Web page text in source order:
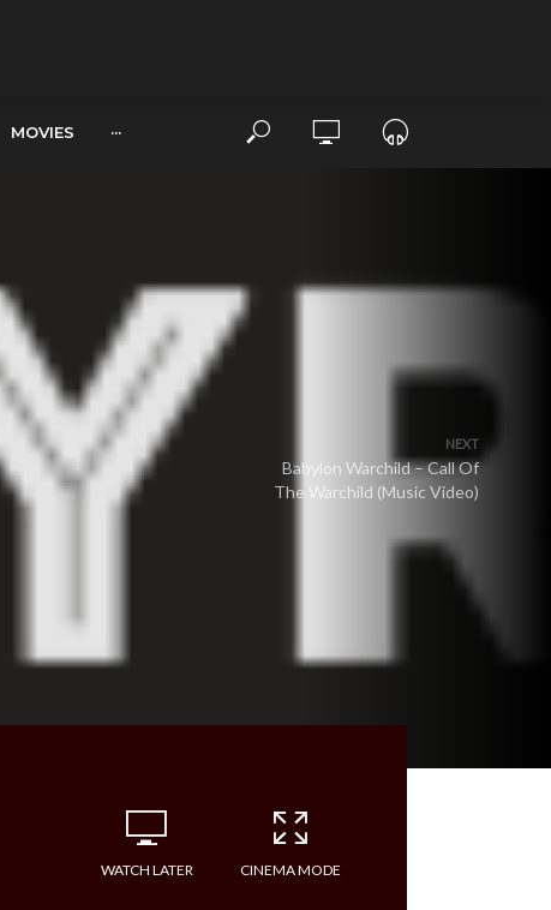
MOVIES ···
NEXT
Babylon Warchild – Call Of
The Warchild (Music Video)
WATCH LATER CINEMA MODE